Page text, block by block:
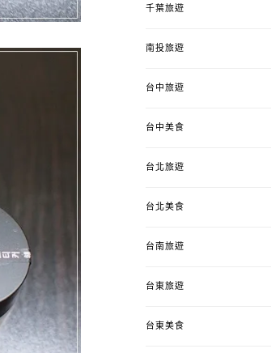
千葉旅遊
南投旅遊
台中旅遊
台中美食
台北旅遊
台北美食
台南旅遊
台東旅遊
台東美食